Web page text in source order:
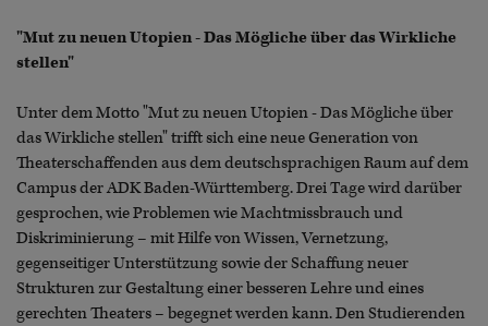
"Mut zu neuen Utopien - Das Mögliche über das Wirkliche
stellen"
Unter dem Motto "Mut zu neuen Utopien - Das Mögliche über
das Wirkliche stellen" trifft sich eine neue Generation von
Theaterschaffenden aus dem deutschsprachigen Raum auf dem
Campus der ADK Baden-Württemberg. Drei Tage wird darüber
gesprochen, wie Problemen wie Machtmissbrauch und
Diskriminierung – mit Hilfe von Wissen, Vernetzung,
gegenseitiger Unterstützung sowie der Schaffung neuer
Strukturen zur Gestaltung einer besseren Lehre und eines
gerechten Theaters – begegnet werden kann. Den Studierenden